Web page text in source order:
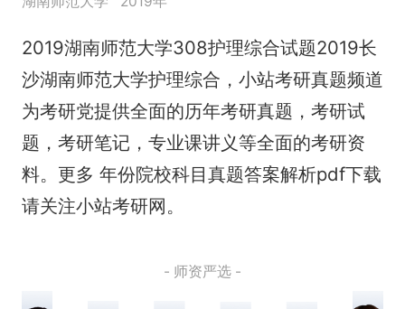
2019湖南师范大学308护理综合试题2019长
沙湖南师范大学护理综合，小站考研真题频道
为考研党提供全面的历年考研真题，考研试
题，考研笔记，专业课讲义等全面的考研资
料。更多 年份院校科目真题答案解析pdf下载
请关注小站考研网。
- 师资严选 -